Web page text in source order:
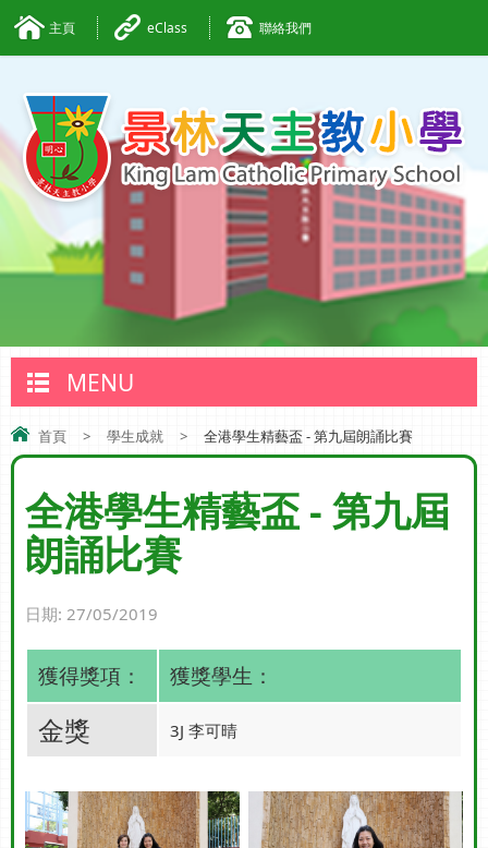
主頁 eClass 聯絡我們
MENU
首頁 > 學生成就 > 全港學生精藝盃 - 第九屆朗誦比賽
全港學生精藝盃 - 第九屆
朗誦比賽
日期: 27/05/2019
獲得獎項： 獲獎學生：
金獎 3J 李可晴